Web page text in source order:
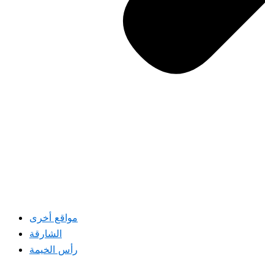
مواقع أخرى
الشارقة
رأس الخيمة